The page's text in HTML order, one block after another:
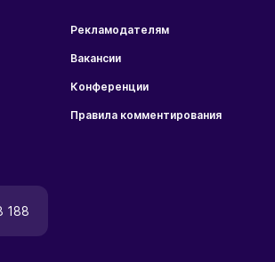
Рекламодателям
Вакансии
Конференции
Правила комментирования
188